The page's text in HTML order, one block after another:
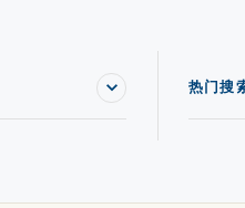
热门搜